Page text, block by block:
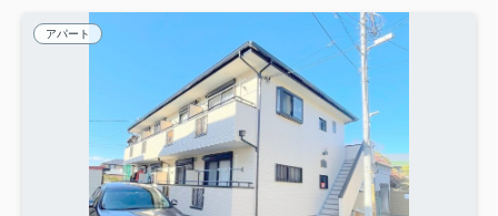
アパート